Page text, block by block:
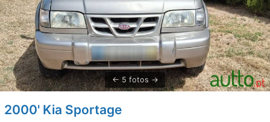
5 fotos
2000' Kia Sportage